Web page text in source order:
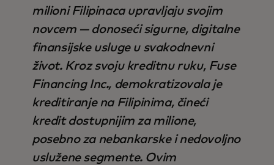
milioni Filipinaca upravljaju svojim
novcem — donoseći sigurne, digitalne
finansijske usluge u svakodnevni
život. Kroz svoju kreditnu ruku, Fuse
Financing Inc., demokratizovala je
kreditiranje na Filipinima, čineći
kredit dostupnijim za milione,
posebno za nebankarske i nedovoljno
uslužene segmente. Ovim